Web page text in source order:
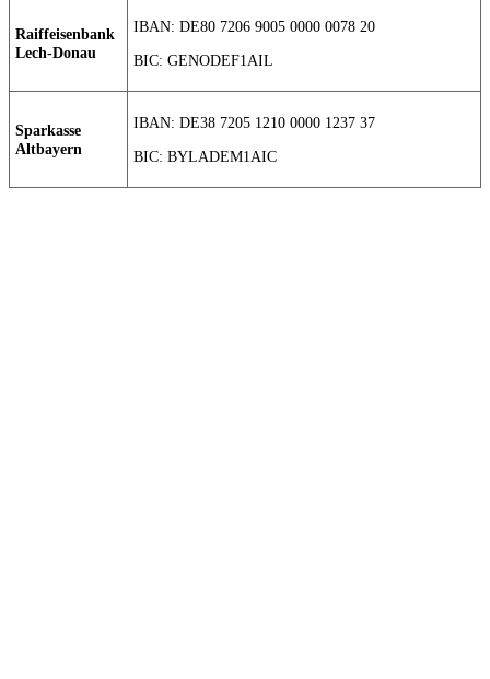
Raiffeisenbank
Lech-Donau
IBAN: DE80 7206 9005 0000 0078 20
BIC: GENODEF1AIL
Sparkasse
Altbayern
IBAN: DE38 7205 1210 0000 1237 37
BIC: BYLADEM1AIC